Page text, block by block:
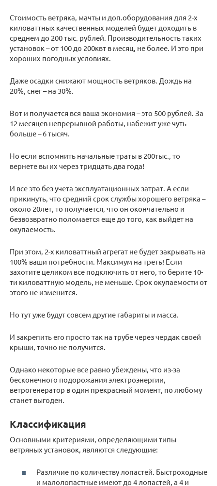
Стоимость ветряка, мачты и доп.оборудования для 2-х
киловаттных качественных моделей будет доходить в
среднем до 200 тыс. рублей. Производительность таких
установок – от 100 до 200квт в месяц, не более. И это при
хороших погодных условиях.
Даже осадки снижают мощность ветряков. Дождь на
20%, снег – на 30%.
Вот и получается вся ваша экономия – это 500 рублей. За
12 месяцев непрерывной работы, набежит уже чуть
больше – 6 тысяч.
Но если вспомнить начальные траты в 200тыс., то
вернете вы их через тридцать два года!
И все это без учета эксплуатационных затрат. А если
прикинуть, что средний срок службы хорошего ветряка –
около 20лет, то получается, что он окончательно и
безвозвратно поломается еще до того, как выйдет на
окупаемость.
При этом, 2-х киловаттный агрегат не будет закрывать на
100% ваши потребности. Максимум на треть! Если
захотите целиком все подключить от него, то берите 10-
ти киловаттную модель, не меньше. Срок окупаемости от
этого не изменится.
Но тут уже будут совсем другие габариты и масса.
И закрепить его просто так на трубе через чердак своей
крыши, точно не получится.
Однако некоторые все равно убеждены, что из-за
бесконечного подорожания электроэнергии,
ветрогенератор в один прекрасный момент, по любому
станет выгоден.
Классификация
Основными критериями, определяющими типы
ветряных установок, являются следующие:
Различие по количеству лопастей. Быстроходные
и малолопастные имеют до 4 лопастей, а 4 и